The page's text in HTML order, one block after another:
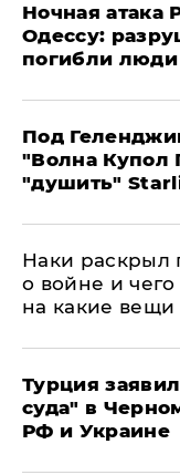
​Ночная атака
Одессу:
погибли люди
Под
"Волна Купол
"душить"
Наки раскрыл
о войне и
на какие вещи
Турция
суда" в
РФ и Украине